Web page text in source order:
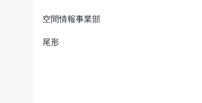
空間情報事業部
尾形